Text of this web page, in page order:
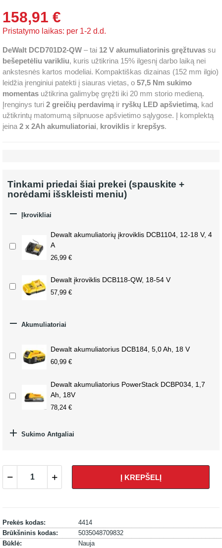
158,91 €
Pristatymo laikas: per 1-2 d.d.
DeWalt DCD701D2-QW – tai 12 V akumuliatorinis gręžtuvas su
bešepetėliu varikliu, kuris užtikrina 15% ilgesnį darbo laiką nei
ankstesnės kartos modeliai. Kompaktiškas dizainas (152 mm ilgio)
leidžia įrenginiui patekti į siauras vietas, o 57,5 Nm sukimo
momentas užtikrina galimybę gręžti iki 20 mm storio medieną.
Įrenginys turi 2 greičių perdavimą ir ryškų LED apšvietimą, kad
užtikrintų matomumą silpnuose apšvietimo sąlygose. Į komplektą
įeina 2 x 2Ah akumuliatoriai, kroviklis ir krepšys.
Tinkami priedai šiai prekei (spauskite +
norėdami išskleisti meniu)
 Įkrovikliai
Dewalt akumuliatorių įkroviklis DCB1104, 12-18 V, 4
A
26,99 €
Dewalt įkroviklis DCB118-QW, 18-54 V
57,99 €
 Akumuliatoriai
Dewalt akumuliatorius DCB184, 5,0 Ah, 18 V
60,99 €
Dewalt akumuliatorius PowerStack DCBP034, 1,7
Ah, 18V
78,24 €
 Sukimo Antgaliai
Į KREPŠELĮ
Prekės kodas:
4414
Brūkšninis kodas:
5035048709832
Būklė:
Nauja